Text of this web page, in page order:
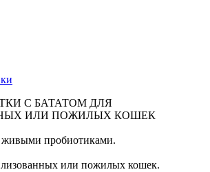
С БАТАТОМ ДЛЯ
ИЛИ ПОЖИЛЫХ КОШЕК
живыми пробиотиками.
или пожилых кошек.